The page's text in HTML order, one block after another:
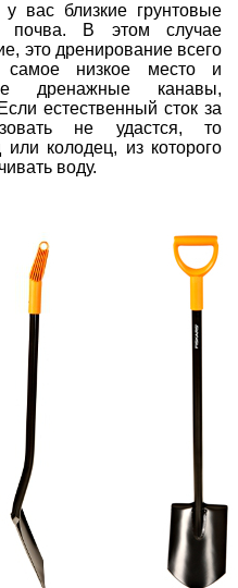
у вас близкие грунтовые
почва. В этом случае
это дренирование всего
самое низкое место и
дренажные канавы,
естественный сток за
не удастся, то
колодец, из которого
воду.